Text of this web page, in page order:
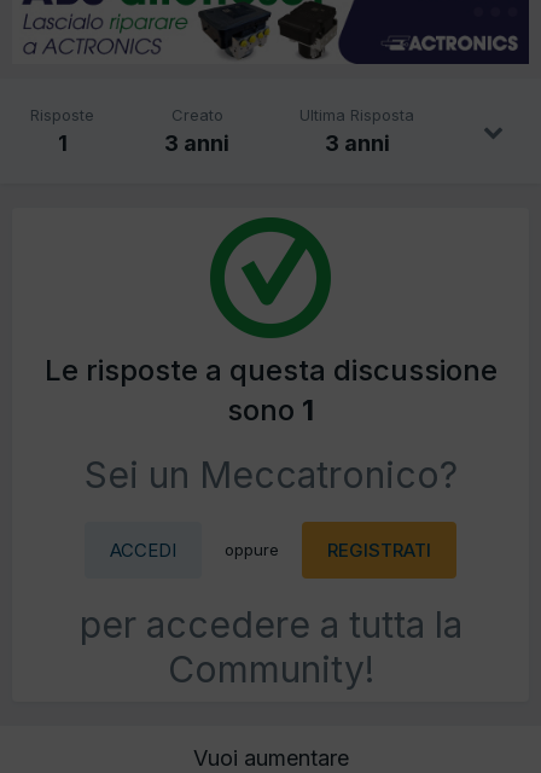
Risposte
1
Creato
3 anni
Ultima Risposta
3 anni
Le risposte a questa discussione
sono 1
Sei un Meccatronico?
ACCEDI oppure REGISTRATI
per accedere a tutta la
Community!
Vuoi aumentare